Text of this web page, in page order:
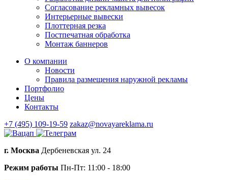
Согласование рекламных вывесок
Интерьерные вывески
Плоттерная резка
Постпечатная обработка
Монтаж баннеров
О компании
Новости
Правила размещения наружной рекламы
Портфолио
Цены
Контакты
+7 (495) 109-19-59 zakaz@novayareklama.ru
г. Москва Дербеневская ул. 24
Режим работы Пн-Пт: 11:00 - 18:00